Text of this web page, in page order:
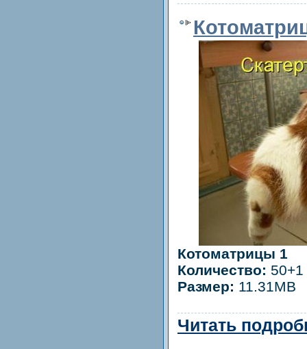
Котоматрицы 1
Количество:
Размер: 11.31MB
Читать